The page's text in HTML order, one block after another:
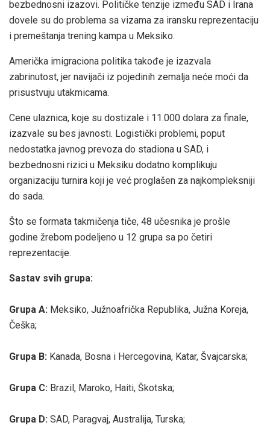
bezbednosni izazovi. Političke tenzije između SAD i Irana
dovele su do problema sa vizama za iransku reprezentaciju
i premeštanja trening kampa u Meksiko.
Američka imigraciona politika takođe je izazvala
zabrinutost, jer navijači iz pojedinih zemalja neće moći da
prisustvuju utakmicama.
Cene ulaznica, koje su dostizale i 11.000 dolara za finale,
izazvale su bes javnosti. Logistički problemi, poput
nedostatka javnog prevoza do stadiona u SAD, i
bezbednosni rizici u Meksiku dodatno komplikuju
organizaciju turnira koji je već proglašen za najkompleksniji
do sada.
Što se formata takmičenja tiče, 48 učesnika je prošle
godine žrebom podeljeno u 12 grupa sa po četiri
reprezentacije.
Sastav svih grupa:
Grupa A: Meksiko, Južnoafrička Republika, Južna Koreja,
Češka;
Grupa B: Kanada, Bosna i Hercegovina, Katar, Švajcarska;
Grupa C: Brazil, Maroko, Haiti, Škotska;
Grupa D: SAD, Paragvaj, Australija, Turska;